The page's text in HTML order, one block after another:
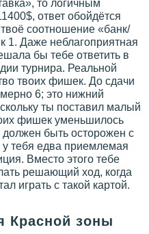
то логичным
ответ обойдётся
соотношение «банк/
1. Даже неблагоприятная
бы тебе ответить в
турнира. Реальной
твоих фишек. До сдачи
6; это нижний
ты поставил малый
фишек уменьшилось
быть осторожен с
у тебя едва приемлемая
Вместо этого тебе
решающий ход, когда
играть с такой картой.
Красной зоны